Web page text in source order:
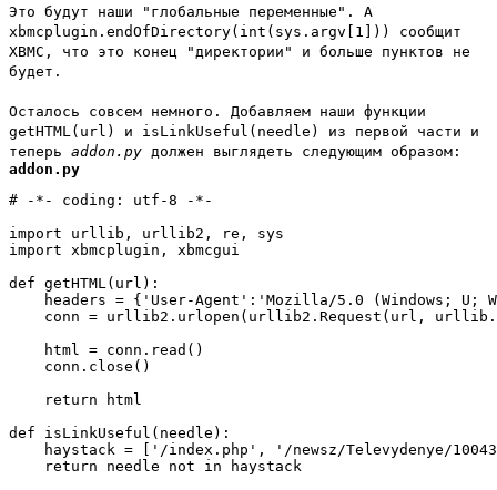
Это будут наши "глобальные переменные". А
xbmcplugin.endOfDirectory(int(sys.argv[1]))
сообщит
XBMC, что это конец "директории" и больше пунктов не
будет.
Осталось совсем немного. Добавляем наши функции
getHTML(url)
и isLinkUseful(needle)
из первой части и
теперь addon.py должен выглядеть следующим образом:
addon.py
# -*- coding: utf-8 -*-
import urllib, urllib2, re, sys
import xbmcplugin, xbmcgui
def getHTML(url):
headers = {'User-Agent':'Mozilla/5.0 (Windows; U;
conn = urllib2.urlopen(urllib2.Request(url,
    html = conn.read()
    conn.close()
    return html
def isLinkUseful(needle):
haystack = ['/index.php', '/newsz/Televydenye/
    return needle not in haystack